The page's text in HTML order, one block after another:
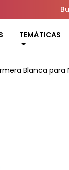
TEMÁTICAS
Blanca para